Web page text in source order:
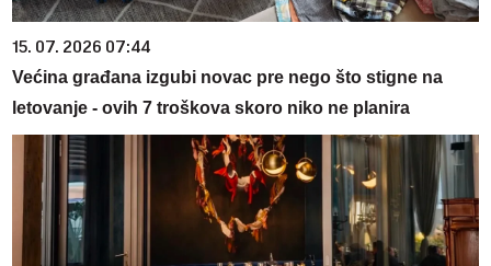
15. 07. 2026 07:44
Većina građana izgubi novac pre nego što stigne na
letovanje - ovih 7 troškova skoro niko ne planira